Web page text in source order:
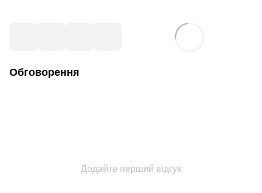
Обговорення
Додайте перший відгук